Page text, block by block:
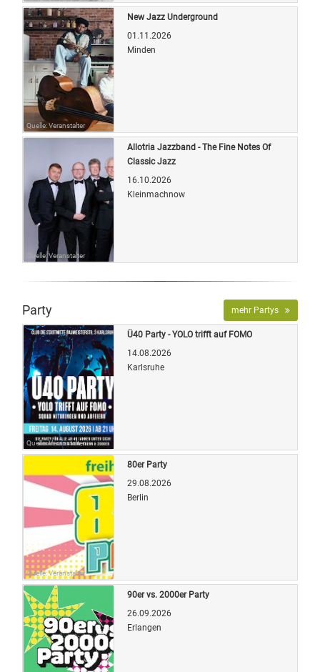
Quelle: Veranstalter
New Jazz Underground
01.11.2026
Minden
Quelle: Veranstalter
Allotria Jazzband - The Fine Notes Of
Classic Jazz
16.10.2026
Kleinmachnow
Party mehr Partys
Quelle: Veranstalter
Ü40 Party - YOLO trifft auf FOMO
14.08.2026
Karlsruhe
Quelle: Veranstalter
80er Party
29.08.2026
Berlin
90er vs. 2000er Party
26.09.2026
Erlangen